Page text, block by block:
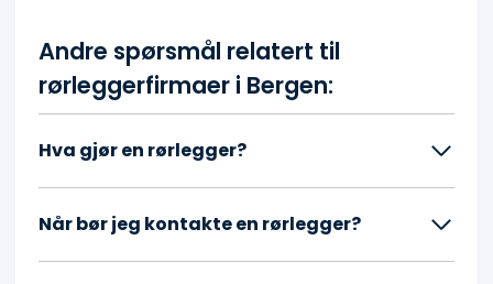
Andre spørsmål relatert til
rørleggerfirmaer i Bergen:
Hva gjør en rørlegger?
Når bør jeg kontakte en rørlegger?